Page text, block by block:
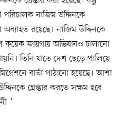
পরিচালক নাজিম উদ্দিনকে
অব্যাহত রয়েছে। নাজিম উদ্দিনকে
কয়েক জায়গায় অভিযানও চালানো
তিনি যাতে দেশ ছেড়ে পালিয়ে
বার্তা পাঠানো হয়েছে। আশা
গ্রেপ্তার করতে সক্ষম হবে